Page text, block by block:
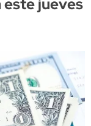
este jueves